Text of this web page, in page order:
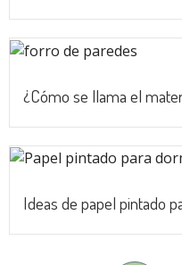
¿Cómo se llama el
Ideas de papel pintado